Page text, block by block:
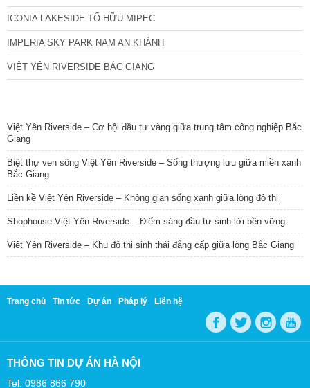
ICONIA LAKESIDE TỐ HỮU MIPEC
IMPERIA SKY PARK NAM AN KHÁNH
VIỆT YÊN RIVERSIDE BẮC GIANG
Việt Yên Riverside – Cơ hội đầu tư vàng giữa trung tâm công nghiệp Bắc
Giang
Biệt thự ven sông Việt Yên Riverside – Sống thượng lưu giữa miền xanh
Bắc Giang
Liền kề Việt Yên Riverside – Không gian sống xanh giữa lòng đô thị
Shophouse Việt Yên Riverside – Điểm sáng đầu tư sinh lời bền vững
Việt Yên Riverside – Khu đô thị sinh thái đẳng cấp giữa lòng Bắc Giang
Trang chủ Tin tức Dự án Pháp lý Liên hệ
THÔNG TIN DỰ ÁN HÀ NỘI
Tel: 0986 866 790